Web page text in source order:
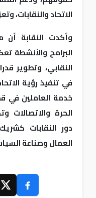
الاتحاد والنقابات،
وأكدت النقابة
البرامج والأنشطة
النقابي، وتطوير
في تنفيذ رؤية
خدمة العاملين في
الحرة والاتصالات
دور النقابات
العمال وصناعة